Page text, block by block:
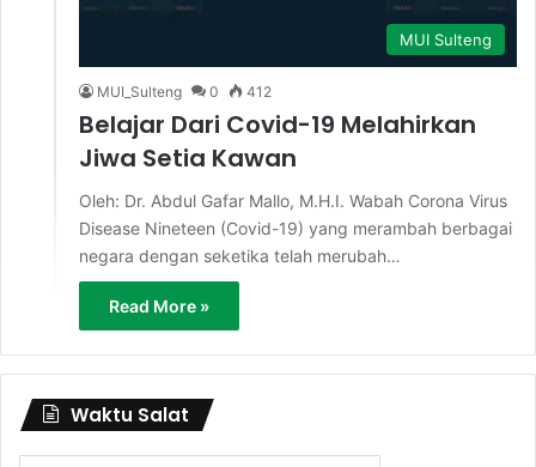
MUI Sulteng
MUI_Sulteng 0 412
Belajar Dari Covid-19 Melahirkan
Jiwa Setia Kawan
Oleh: Dr. Abdul Gafar Mallo, M.H.I. Wabah Corona Virus
Disease Nineteen (Covid-19) yang merambah berbagai
negara dengan seketika telah merubah…
Read More »
Waktu Salat